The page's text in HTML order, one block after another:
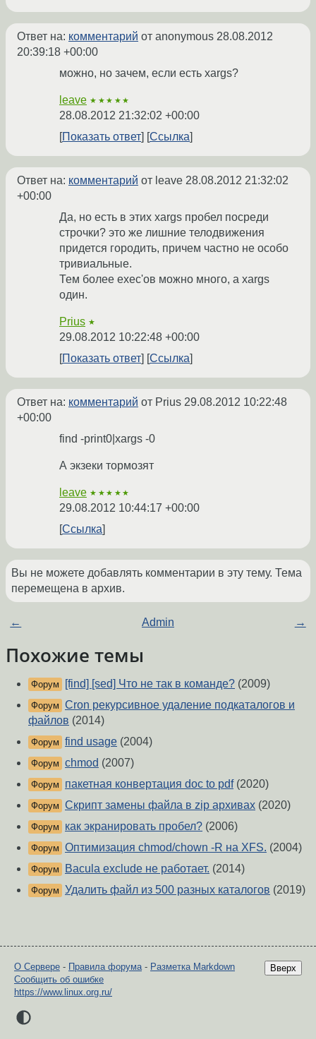
Ответ на: комментарий от anonymous 28.08.2012
20:39:18 +00:00
можно, но зачем, если есть xargs?
leave ★★★★★
28.08.2012 21:32:02 +00:00
Показать ответ
Ссылка
Ответ на: комментарий от leave 28.08.2012 21:32:02
+00:00
Да, но есть в этих xargs пробел посреди
строчки? это же лишние телодвижения
придется городить, причем частно не особо
тривиальные.
Тем более exec'ов можно много, а xargs
один.
Prius ★
29.08.2012 10:22:48 +00:00
Показать ответ
Ссылка
Ответ на: комментарий от Prius 29.08.2012 10:22:48
+00:00
find -print0|xargs -0
А экзеки тормозят
leave ★★★★★
29.08.2012 10:44:17 +00:00
Ссылка
Вы не можете добавлять комментарии в эту тему. Тема
перемещена в архив.
← Admin →
Похожие темы
Форум [find] [sed] Что не так в команде? (2009)
Форум Cron рекурсивное удаление подкаталогов и
файлов (2014)
Форум find usage (2004)
Форум chmod (2007)
Форум пакетная конвертация doc to pdf(2020)
Форум Скрипт замены файла в zip архивах (2020)
Форум как экранировать пробел? (2006)
Форум Оптимизация chmod/chown -R на XFS. (2004)
Форум Bacula exclude не работает. (2014)
Форум Удалить файл из 500 разных каталогов (2019)
Вверх
О Сервере - Правила форума- Разметка Markdown
Сообщить об ошибке
https://www.linux.org.ru/